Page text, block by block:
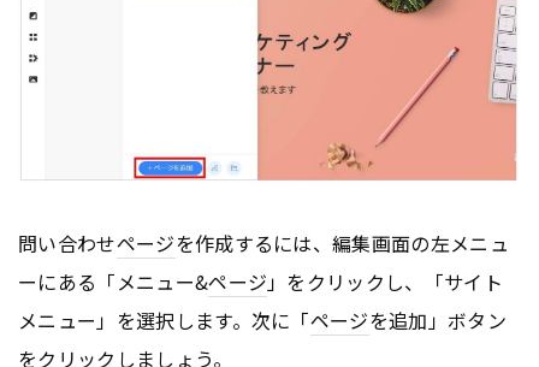
問い合わせページを作成するには、編集画面の左メニュ
ーにある「メニュー&ページ」をクリックし、「サイト
メニュー」を選択します。次に「ページを追加」ボタン
をクリックしましょう。